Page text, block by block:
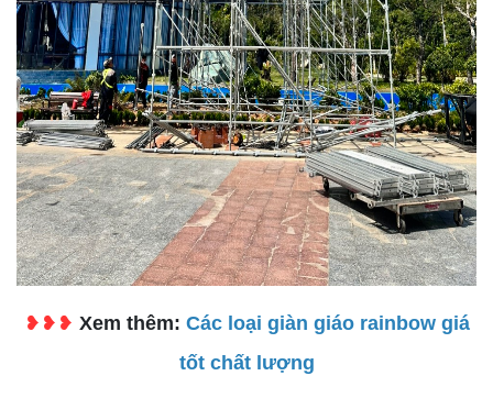
❥❥❥ Xem thêm: Các loại giàn giáo rainbow giá
tốt chất lượng